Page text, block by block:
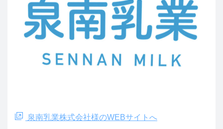
泉南乳業株式会社様のWEBサイトへ